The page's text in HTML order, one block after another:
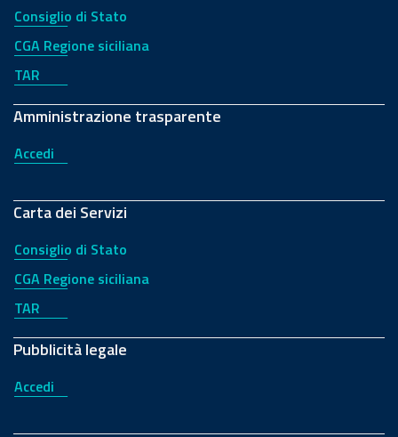
Consiglio di Stato
CGA Regione siciliana
TAR
Amministrazione trasparente
Accedi
Carta dei Servizi
Consiglio di Stato
CGA Regione siciliana
TAR
Pubblicità legale
Accedi